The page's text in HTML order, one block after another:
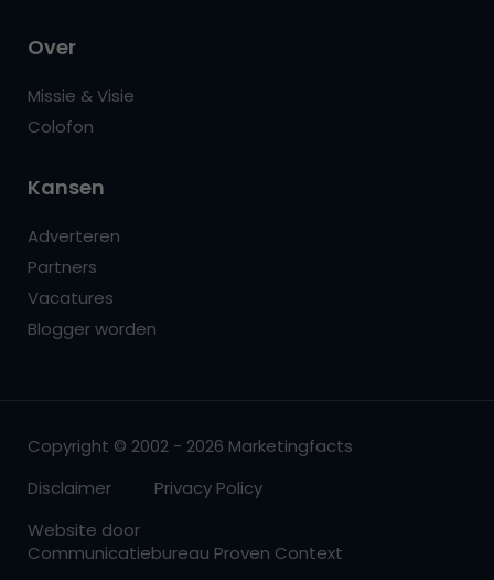
Over
Missie & Visie
Colofon
Kansen
Adverteren
Partners
Vacatures
Blogger worden
Copyright © 2002 - 2026 Marketingfacts
Disclaimer
Privacy Policy
Website door
Communicatiebureau Proven Context